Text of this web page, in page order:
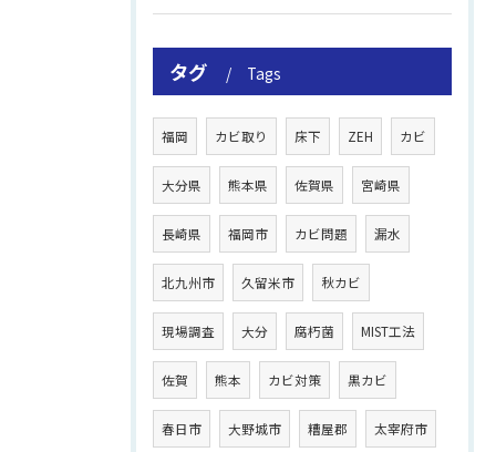
タグ Tags
福岡 カビ取り 床下 ZEH カビ
大分県 熊本県 佐賀県 宮崎県
長崎県 福岡市 カビ問題 漏水
北九州市 久留米市 秋カビ
現場調査 大分 腐朽菌 MIST工法
佐賀 熊本 カビ対策 黒カビ
春日市 大野城市 糟屋郡 太宰府市